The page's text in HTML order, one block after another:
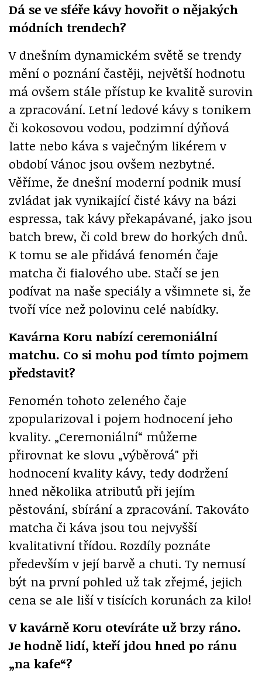
Dá se ve sféře kávy hovořit o nějakých
módních trendech?
V dnešním dynamickém světě se trendy
mění o poznání častěji, největší hodnotu
má ovšem stále přístup ke kvalitě surovin
a zpracování. Letní ledové kávy s tonikem
či kokosovou vodou, podzimní dýňová
latte nebo káva s vaječným likérem v
období Vánoc jsou ovšem nezbytné.
Věříme, že dnešní moderní podnik musí
zvládat jak vynikající čisté kávy na bázi
espressa, tak kávy překapávané, jako jsou
batch brew, či cold brew do horkých dnů.
K tomu se ale přidává fenomén čaje
matcha či fialového ube. Stačí se jen
podívat na naše speciály a všimnete si, že
tvoří více než polovinu celé nabídky.
Kavárna Koru nabízí ceremoniální
matchu. Co si mohu pod tímto pojmem
představit?
Fenomén tohoto zeleného čaje
zpopularizoval i pojem hodnocení jeho
kvality. „Ceremoniální“ můžeme
přirovnat ke slovu „výběrová" při
hodnocení kvality kávy, tedy dodržení
hned několika atributů při jejím
pěstování, sbírání a zpracování. Takováto
matcha či káva jsou tou nejvyšší
kvalitativní třídou. Rozdíly poznáte
především v její barvě a chuti. Ty nemusí
být na první pohled už tak zřejmé, jejich
cena se ale liší v tisících korunách za kilo!
V kavárně Koru otevíráte už brzy ráno.
Je hodně lidí, kteří jdou hned po ránu
„na kafe“?